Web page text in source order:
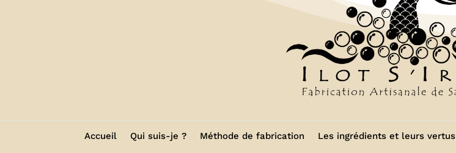
Accueil Qui suis-je ? Méthode de fabrication Les ingrédients et leurs vertus